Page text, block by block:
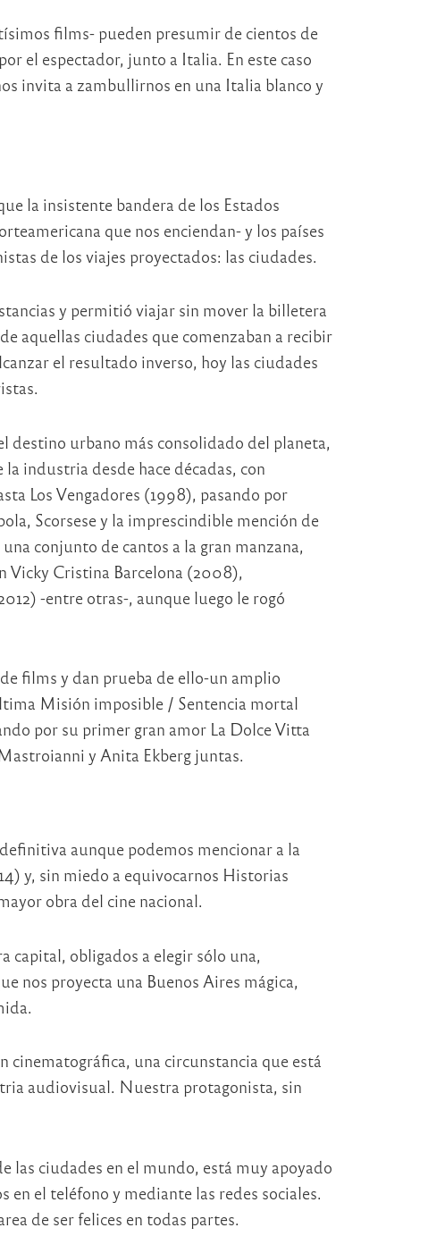
films- pueden presumir de cientos de
el espectador, junto a Italia. En este caso
invita a zambullirnos en una Italia blanco y
la insistente bandera de los Estados
que nos enciendan- y los países
de los viajes proyectados: las ciudades.
y permitió viajar sin mover la billetera
aquellas ciudades que comenzaban a recibir
el resultado inverso, hoy las ciudades
destino urbano más consolidado del planeta,
industria desde hace décadas, con
Los Vengadores (1998), pasando por
Scorsese y la imprescindible mención de
conjunto de cantos a la gran manzana,
Vicky Cristina Barcelona (2008),
-entre otras-, aunque luego le rogó
films y dan prueba de ello-un amplio
Misión imposible / Sentencia mortal
por su primer gran amor La Dolce Vitta
y Anita Ekberg juntas.
aunque podemos mencionar a la
y, sin miedo a equivocarnos Historias
obra del cine nacional.
capital, obligados a elegir sólo una,
nos proyecta una Buenos Aires mágica,
cinematográfica, una circunstancia que está
audiovisual. Nuestra protagonista, sin
las ciudades en el mundo, está muy apoyado
en el teléfono y mediante las redes sociales.
de ser felices en todas partes.